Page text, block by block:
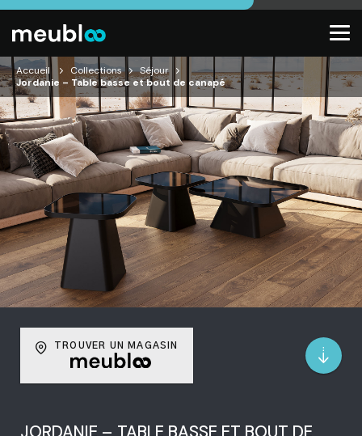
Accueil Collections
Séjour
Jordanie – Table basse et bout de canapé
TROUVER UN MAGASIN
JORDANIE – TABLE BASSE ET BOUT DE